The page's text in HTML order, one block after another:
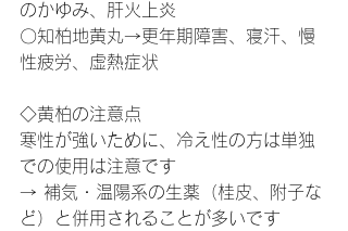
のかゆみ、肝火上炎
〇知柏地黄丸→更年期障害、寝汗、慢
性疲労、虚熱症状
◇黄柏の注意点
寒性が強いために、冷え性の方は単独
での使用は注意です
→ 補気・温陽系の生薬（桂皮、附子な
ど）と併用されることが多いです